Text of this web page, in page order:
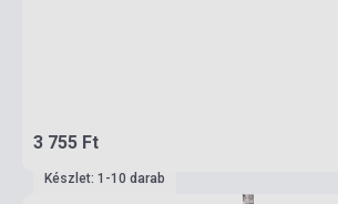
3 755 Ft
Készlet: 1-10 darab